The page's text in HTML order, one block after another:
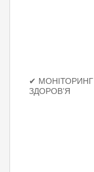
✔ МОНІТОРИНГ
ЗДОРОВ’Я